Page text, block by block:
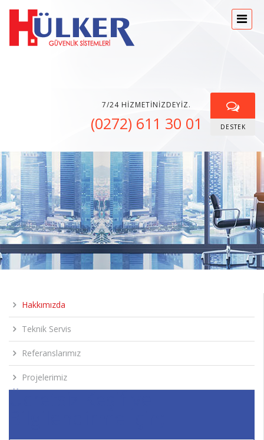
7/24 HIZMETINIZDEYIZ.
(0272) 611 30 01 DESTEK
Hakkımızda
Teknik Servis
Referanslarımız
Projelerimiz